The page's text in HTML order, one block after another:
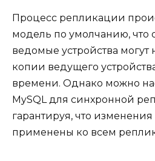
Процесс репликации
модель по умолчанию, что
ведомые устройства могут
копии ведущего
времени. Однако можно
MySQL для синхронной
гарантируя, что
применены ко всем